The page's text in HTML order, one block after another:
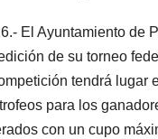
El Ayuntamiento de
de su torneo
tendrá
para los
con un cupo